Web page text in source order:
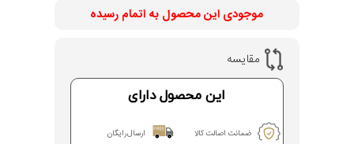
گارانتی مادام العمر اصالت کالا
موجودی این محصول به اتمام رسیده
مقایسه
این محصول دارای
ضمانت اصالت کالا ارسال رایگان